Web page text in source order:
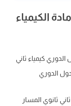
الكيمياء
كيمياء ثاني
دعونا نتعرف على محتويات الوحدة الثالثة كيمياء 2-1 ثاني ثانوي المسار